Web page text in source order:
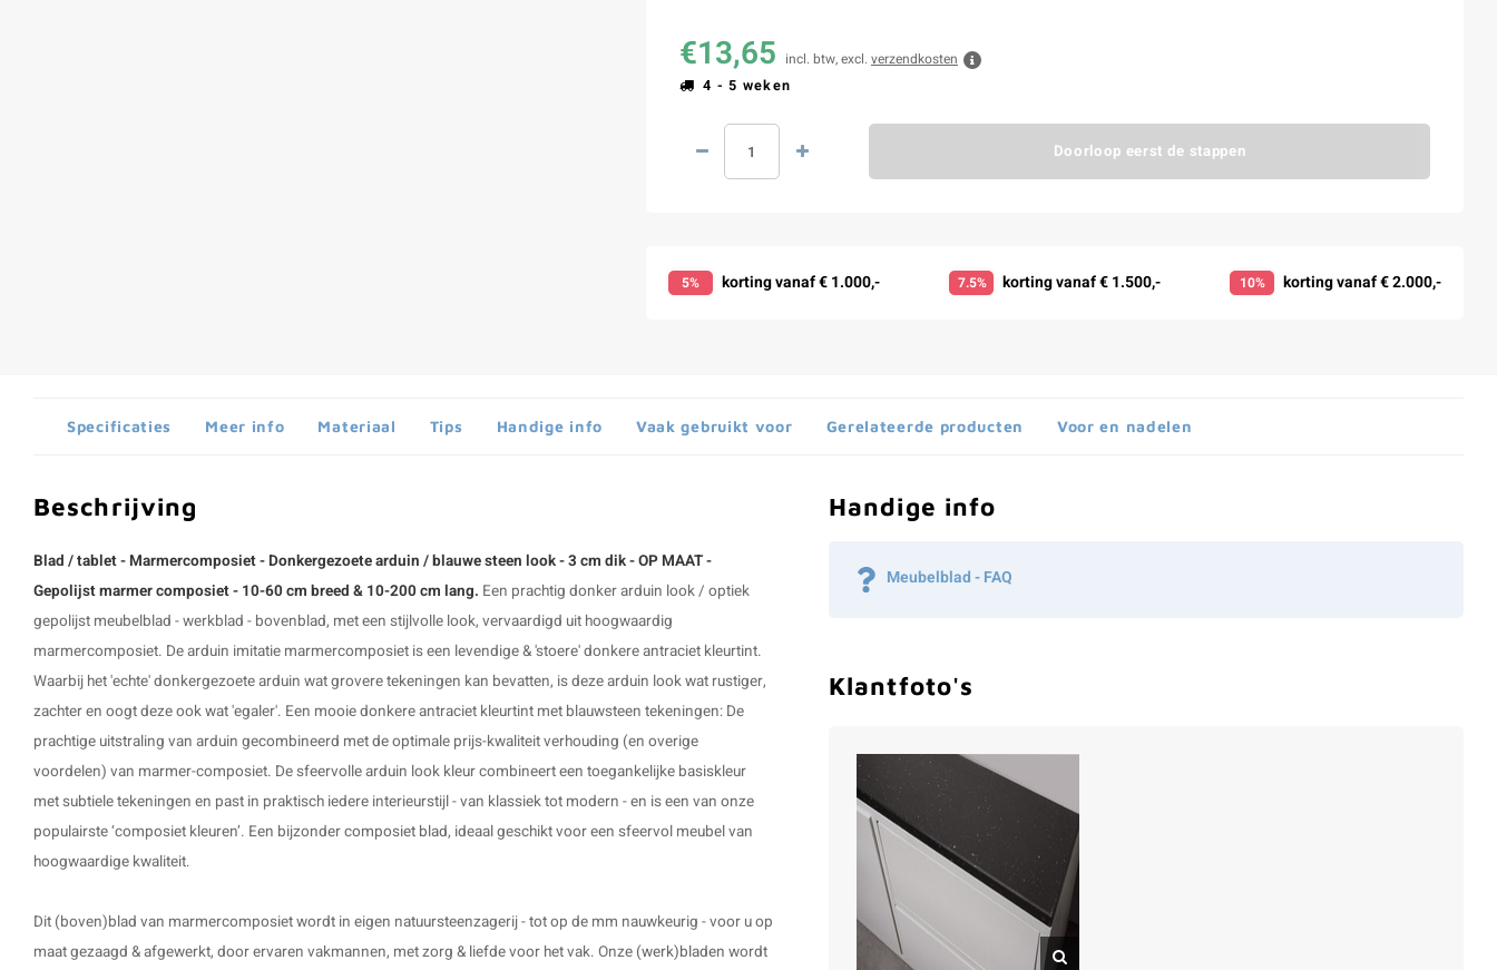
€13,65 incl. btw, excl. verzendkosten
4 - 5 weken
Doorloop eerst de stappen
5% korting vanaf € 1.000,- 7.5% korting vanaf € 1.500,- 10% korting vanaf € 2.000,-
Specificaties Meer info Materiaal Tips Handige info Vaak gebruikt voor Gerelateerde producten Voor en nadelen
Beschrijving
Blad / tablet - Marmercomposiet - Donkergezoete arduin / blauwe steen look - 3 cm dik - OP MAAT -
Gepolijst marmer composiet - 10-60 cm breed & 10-200 cm lang. Een prachtig donker arduin look / optiek
gepolijst meubelblad - werkblad - bovenblad, met een stijlvolle look, vervaardigd uit hoogwaardig
marmercomposiet. De arduin imitatie marmercomposiet is een levendige & 'stoere' donkere antraciet kleurtint.
Waarbij het 'echte' donkergezoete arduin wat grovere tekeningen kan bevatten, is deze arduin look wat rustiger,
zachter en oogt deze ook wat 'egaler'. Een mooie donkere antraciet kleurtint met blauwsteen tekeningen: De
prachtige uitstraling van arduin gecombineerd met de optimale prijs-kwaliteit verhouding (en overige
voordelen) van marmer-composiet. De sfeervolle arduin look kleur combineert een toegankelijke basiskleur
met subtiele tekeningen en past in praktisch iedere interieurstijl - van klassiek tot modern - en is een van onze
populairste ‘composiet kleuren’. Een bijzondercomposiet blad, ideaal geschikt voor een sfeervol meubel van
hoogwaardige kwaliteit.
Dit (boven)blad van marmercomposiet wordt in eigen natuursteenzagerij - tot op de mm nauwkeurig - voor u op
maat gezaagd & afgewerkt, door ervaren vakmannen, met zorg & liefde voor het vak. Onze (werk)bladen wordt
Handige info
Meubelblad - FAQ
Klantfoto's